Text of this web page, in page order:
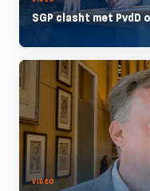
SGP clasht met
VIDEO